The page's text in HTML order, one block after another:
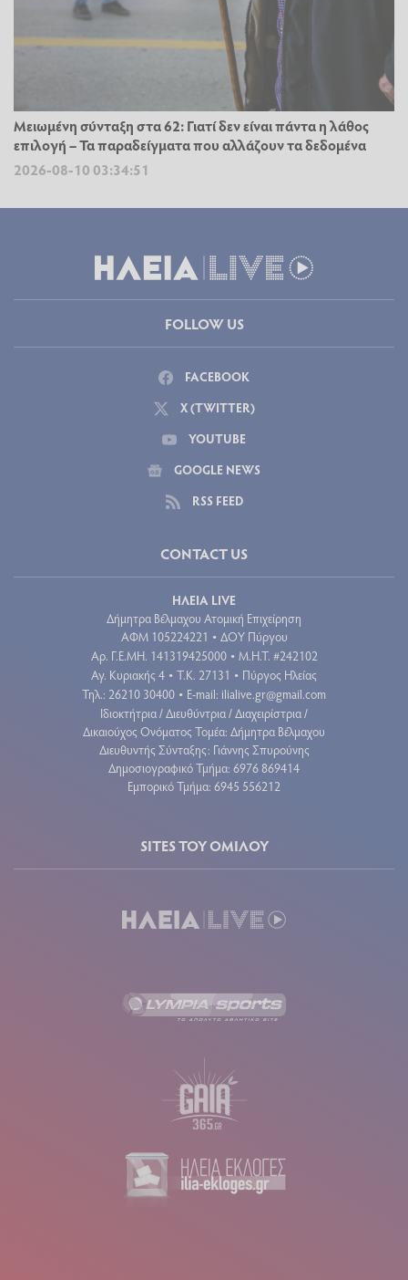
Μειωμένη σύνταξη στα 62: Γιατί δεν είναι πάντα η λάθος
επιλογή – Τα παραδείγματα που αλλάζουν τα δεδομένα
2026-08-10 03:34:51
FOLLOW US
FACEBOOK
X (TWITTER)
YOUTUBE
GOOGLE NEWS
RSS FEED
CONTACT US
ΗΛΕΙΑ LIVE
Δήμητρα Βέλμαχου Ατομική Επιχείρηση
ΑΦΜ 105224221 • ΔΟΥ Πύργου
Aρ. Γ.Ε.ΜΗ. 141319425000 • Μ.Η.Τ. #242102
Αγ. Κυριακής 4 • Τ.Κ. 27131 • Πύργος Ηλείας
Τηλ.: 26210 30400 • E-mail: ilialive.gr@gmail.com
Ιδιοκτήτρια / Διευθύντρια / Διαχειρίστρια /
Δικαιούχος Ονόματος Τομέα: Δήμητρα Βέλμαχου
Διευθυντής Σύνταξης: Γιάννης Σπυρούνης
Δημοσιογραφικό Τμήμα: 6976 869414
Εμπορικό Τμήμα: 6945 556212
SITES ΤΟΥ ΟΜΙΛΟΥ